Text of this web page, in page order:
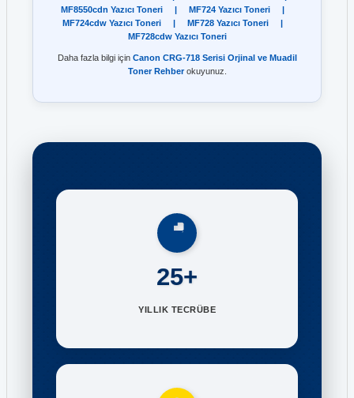
MF8550cdn Yazıcı Toneri
| MF724 Yazıcı Toneri
|
MF724cdw Yazıcı Toneri
| MF728 Yazıcı Toneri
|
MF728cdw Yazıcı Toneri
Daha fazla bilgi için Canon CRG-718 Serisi Orjinal ve Muadil
Toner Rehberokuyunuz.
25+
YILLIK TECRÜBE